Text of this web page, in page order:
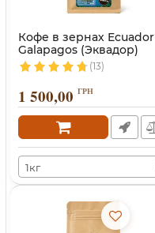
Кофе в зернах Ecuador
Galapagos (Эквадор)
(13)
1 500,00 ГРН
1кг